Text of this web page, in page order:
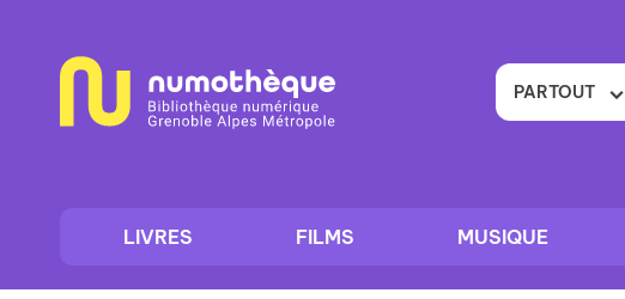
contenu
PARTOUT
LIVRES FILMS MUSIQUE